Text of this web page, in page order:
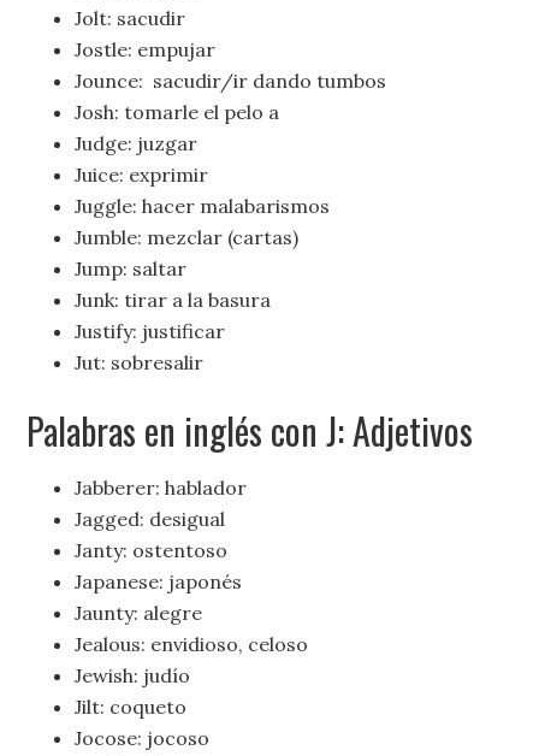
Jolt: sacudir
Jostle: empujar
Jounce: sacudir/ir dando tumbos
Josh: tomarle el pelo a
Judge: juzgar
Juice: exprimir
Juggle: hacer malabarismos
Jumble: mezclar (cartas)
Jump: saltar
Junk: tirar a la basura
Justify: justificar
Jut: sobresalir
Palabras en inglés con J: Adjetivos
Jabberer: hablador
Jagged: desigual
Janty: ostentoso
Japanese: japonés
Jaunty: alegre
Jealous: envidioso, celoso
Jewish: judío
Jilt: coqueto
Jocose: jocoso